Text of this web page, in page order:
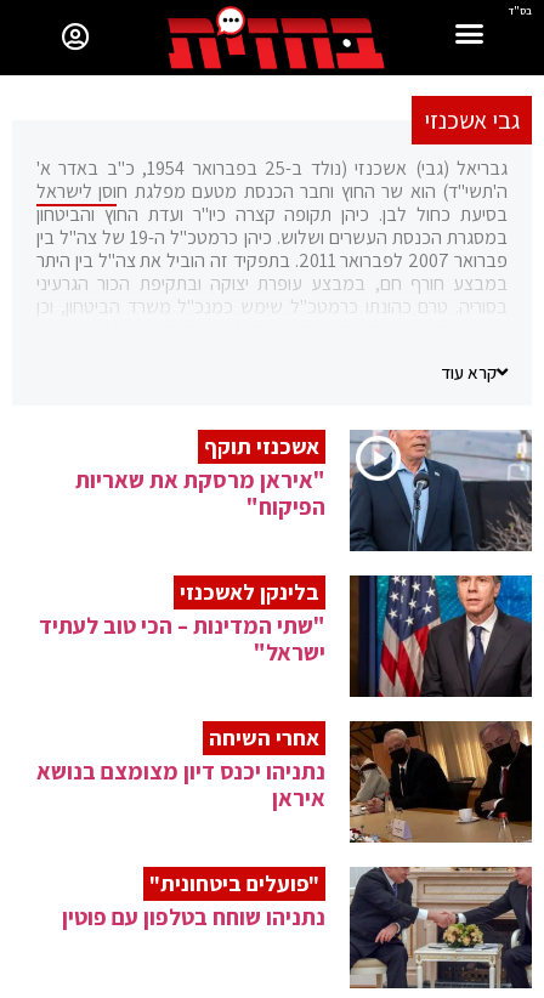
בס"ד
גבי אשכנזי
גבריאל (גבי) אשכנזי (נולד ב-25 בפברואר 1954, כ"ב באדר א'
ה'תשי"ד) הוא שר החוץ וחבר הכנסת מטעם מפלגת חוסן לישראל
בסיעת כחול לבן. כיהן תקופה קצרה כיו"ר ועדת החוץ והביטחון
במסגרת הכנסת העשרים ושלוש. כיהן כרמטכ"ל ה-19 של צה"ל בין
פברואר 2007 לפברואר 2011. בתפקיד זה הוביל את צה"ל בין היתר
במבצע חורף חם, במבצע עופרת יצוקה ובתקיפת הכור הגרעיני
בסוריה. טרם כהונתו כרמטכ"ל שימש כמנכ"ל משרד הביטחון, וכן
העשרים וארבע.
קרא עוד
אשכנזי תוקף
"איראן מרסקת את שאריות
הפיקוח"
בלינקן לאשכנזי
"שתי המדינות – הכי טוב לעתיד
ישראל"
אחרי השיחה
נתניהו יכנס דיון מצומצם בנושא
איראן
"פועלים ביטחונית"
נתניהו שוחח בטלפון עם פוטין